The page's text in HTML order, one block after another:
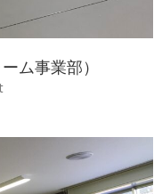
ム事業部）